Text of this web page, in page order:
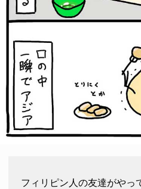
フィリピン人の友達がやっ